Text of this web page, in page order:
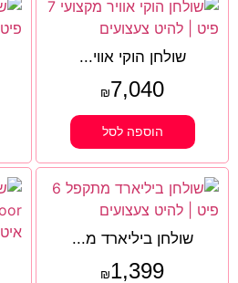
שולחן הוקי אווי...
₪7,040
הוספה לסל
שולחן ביליארד מ...
₪1,399